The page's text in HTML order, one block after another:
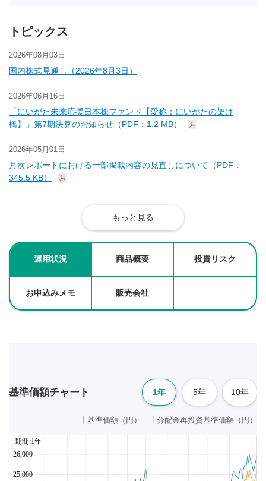
トピックス
2026年08月03日
国内株式見通し（2026年8月3日）
2026年06月16日
「にいがた未来応援日本株ファンド【愛称：にいがたの架け
橋】」第7期決算のお知らせ（PDF：1.2 MB）
2026年05月01日
月次レポートにおける一部掲載内容の見直しについて（PDF：
345.5 KB）
もっと見る
運用状況 商品概要 投資リスク
お申込みメモ 販売会社